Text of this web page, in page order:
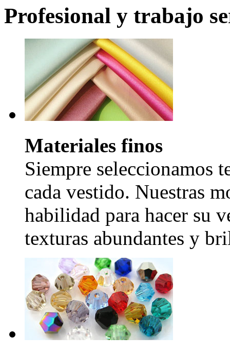
Profesional y trabajo
Materiales finos
Siempre seleccionamos
cada vestido. Nuestras
habilidad para hacer su
texturas abundantes y